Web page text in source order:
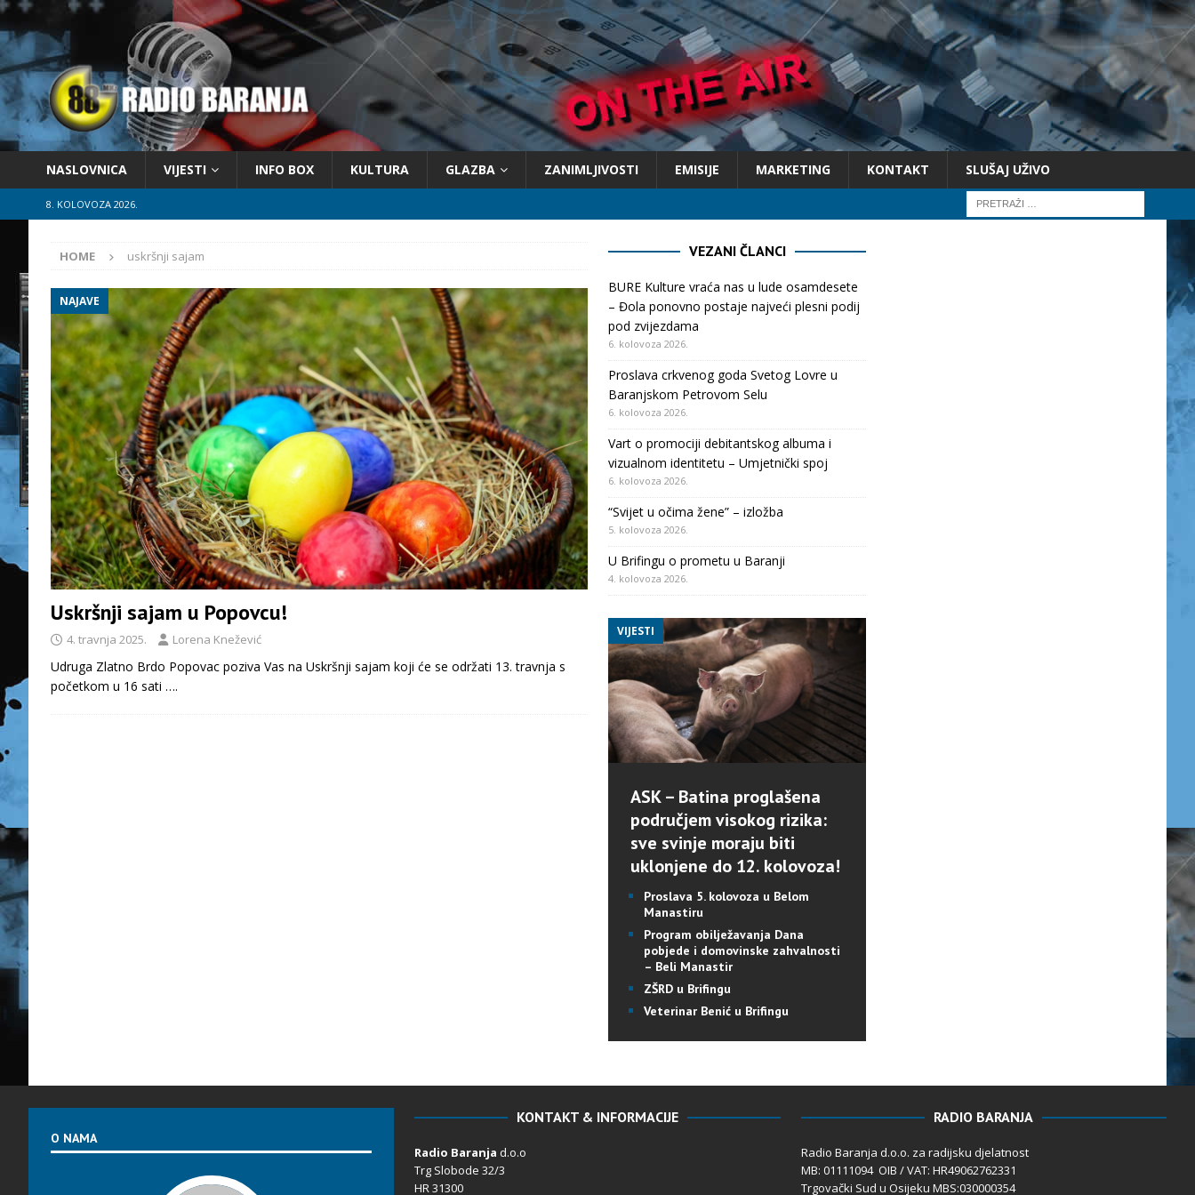
NASLOVNICA VIJESTI INFO BOX KULTURA GLAZBA ZANIMLJIVOSTI EMISIJE MARKETING KONTAKT SLUŠAJ UŽIVO
8. KOLOVOZA 2026.
HOME uskršnji sajam
NAJAVE
Uskršnji sajam u Popovcu!
4. travnja 2025. Lorena Knežević
Udruga Zlatno Brdo Popovac poziva Vas na Uskršnji sajam koji će se održati 13. travnja s
početkom u 16 sati ….
VEZANI ČLANCI
BURE Kulture vraća nas u lude osamdesete
– Đola ponovno postaje najveći plesni podij
pod zvijezdama
6. kolovoza 2026.
Proslava crkvenog goda Svetog Lovre u
Baranjskom Petrovom Selu
6. kolovoza 2026.
Vart o promociji debitantskog albuma i
vizualnom identitetu – Umjetnički spoj
6. kolovoza 2026.
“Svijet u očima žene” – izložba
5. kolovoza 2026.
U Brifingu o prometu u Baranji
4. kolovoza 2026.
VIJESTI
ASK – Batina proglašena
područjem visokog rizika:
sve svinje moraju biti
uklonjene do 12. kolovoza!
Proslava 5. kolovoza u Belom
Manastiru
Program obilježavanja Dana
pobjede i domovinske zahvalnosti
– Beli Manastir
ZŠRD u Brifingu
Veterinar Benić u Brifingu
O NAMA
KONTAKT & INFORMACIJE
Radio Baranja d.o.o
Trg Slobode 32/3
HR 31300
RADIO BARANJA
Radio Baranja d.o.o. za radijsku djelatnost
MB: 01111094 OIB / VAT: HR49062762331
Trgovački Sud u Osijeku MBS:030000354